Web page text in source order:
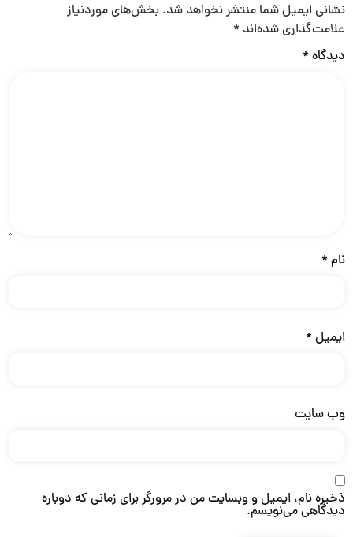
نشانی ایمیل شما منتشر نخواهد شد. بخش‌های موردنیاز
علامت‌گذاری شده‌اند *
دیدگاه*
نام*
ایمیل*
وب‌ سایت
ذخیره نام، ایمیل و وبسایت من در مرورگر برای زمانی که دوباره
دیدگاهی می‌نویسم.